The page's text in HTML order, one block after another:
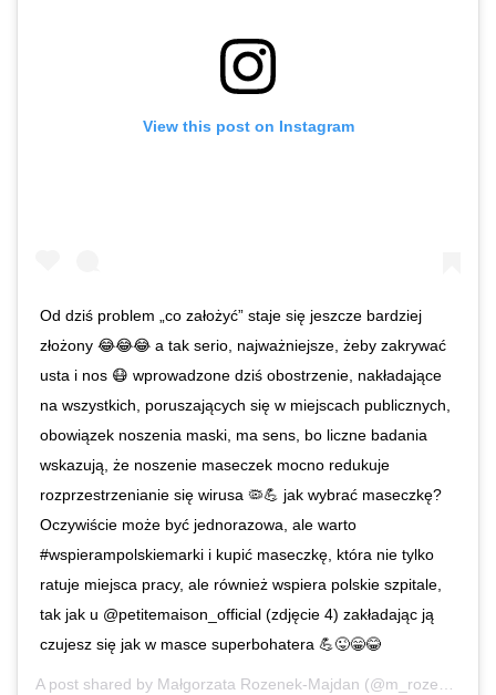
View this post on Instagram
Od dziś problem „co założyć” staje się jeszcze bardziej
złożony 😂😂😂 a tak serio, najważniejsze, żeby zakrywać
usta i nos 😷 wprowadzone dziś obostrzenie, nakładające
na wszystkich, poruszających się w miejscach publicznych,
obowiązek noszenia maski, ma sens, bo liczne badania
wskazują, że noszenie maseczek mocno redukuje
rozprzestrzenianie się wirusa 🦠💪 jak wybrać maseczkę?
Oczywiście może być jednorazowa, ale warto
#wspierampolskiemarki i kupić maseczkę, która nie tylko
ratuje miejsca pracy, ale również wspiera polskie szpitale,
tak jak u @petitemaison_official (zdjęcie 4) zakładając ją
czujesz się jak w masce superbohatera 💪😜😁😂
A post shared by Małgorzata Rozenek-Majdan (@m_rozenek) on